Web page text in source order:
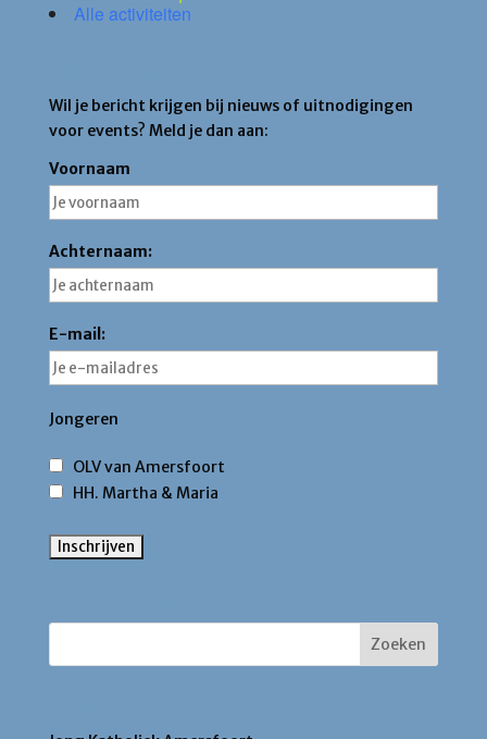
Alle activiteiten
Wil je bericht krijgen bij nieuws of uitnodigingen
voor events? Meld je dan aan:
Voornaam
Achternaam:
E-mail:
Jongeren
OLV van Amersfoort
HH. Martha & Maria